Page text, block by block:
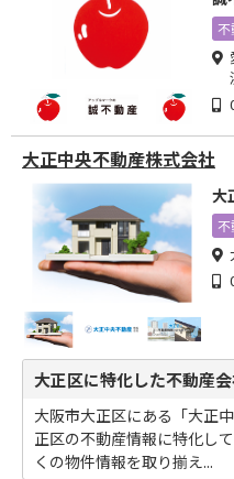
大正中央不動産株式会社
大
大正区に特化した不動産会
大阪市大正区にある「大正
正区の不動産情報に特化し
くの物件情報を取り揃え...